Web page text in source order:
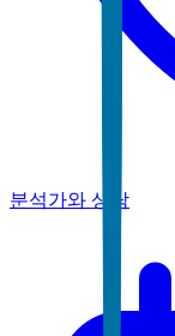
분석가와 상담